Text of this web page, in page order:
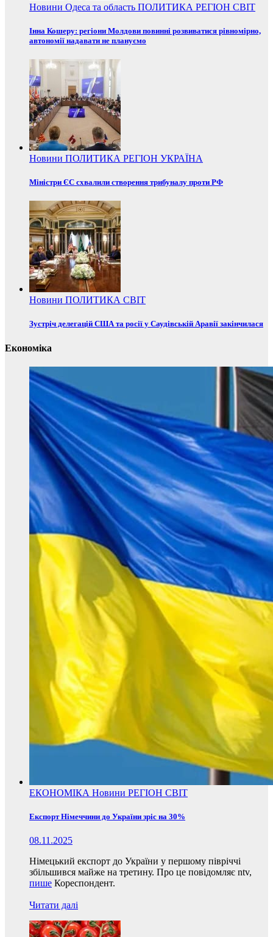
Новини Одеса та область ПОЛИТИКА РЕГІОН СВІТ
Інна Кошеру: регіони Молдови повинні розвиватися рівномірно,
автономії надавати не плануємо
Новини ПОЛИТИКА РЕГІОН УКРАЇНА
Міністри ЄС схвалили створення трибуналу проти РФ
Новини ПОЛИТИКА СВІТ
Зустріч делегацій США та росії у Саудівській Аравії закінчилася
Економіка
ЕКОНОМІКА Новини РЕГІОН СВІТ
Експорт Німеччини до України зріс на 30%
08.11.2025
Німецький експорт до України у першому півріччі
збільшився майже на третину. Про це повідомляє ntv,
пише Кореспондент.
Читати далі